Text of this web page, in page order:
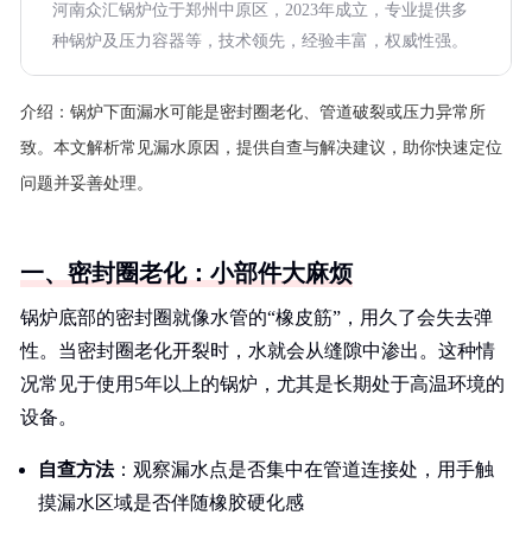
河南众汇锅炉位于郑州中原区，2023年成立，专业提供多
种锅炉及压力容器等，技术领先，经验丰富，权威性强。
介绍： 锅炉下面漏水可能是密封圈老化、管道破裂或压力异常所
致。本文解析常见漏水原因，提供自查与解决建议，助你快速定位
问题并妥善处理。
一、密封圈老化：小部件大麻烦
锅炉底部的密封圈就像水管的“橡皮筋”，用久了会失去弹
性。当密封圈老化开裂时，水就会从缝隙中渗出。这种情
况常见于使用5年以上的锅炉，尤其是长期处于高温环境的
设备。
自查方法：观察漏水点是否集中在管道连接处，用手触
摸漏水区域是否伴随橡胶硬化感